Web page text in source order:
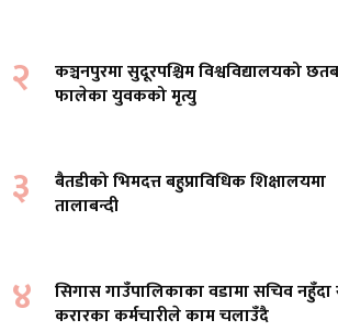
२
कञ्चनपुरमा सुदूरपश्चिम विश्वविद्यालयको
फालेका युवकको मृत्यु
३
बैतडीको भिमदत्त बहुप्राविधिक शिक्षालयमा
तालाबन्दी
४
सिगास गाउँपालिकाका वडामा सचिव
करारका कर्मचारीले काम चलाउँदै